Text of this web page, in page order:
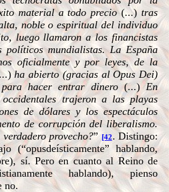
material a todo precio(...) tras
noble o espiritual del individuo
luego llamaron a los financistas
políticos mundialistas. La España
oficialmente y por leyes, de la
ha abierto (gracias al Opus Dei)
para hacer entrar dinero(...)En
trajeron a las playas
de dólares y los espectáculos
de corrupción del liberalismo.
provecho?”[42. Distingo:
(“opusdeísticamente” hablando,
sí. Pero en cuanto al Reino de
hablando), pienso
no.